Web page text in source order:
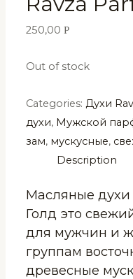
250,00Р
Out of stock
Categories:Духи
духи, Мужской
зам, мускусные,
Description
Масляные духи
Голд это
для мужчин и
группам
древесные